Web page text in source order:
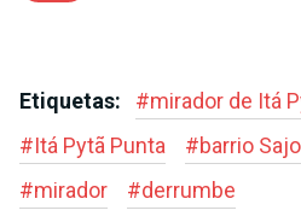
Etiquetas: #mirador de Itá
#Itá Pytã Punta #barrio
#mirador #derrumbe